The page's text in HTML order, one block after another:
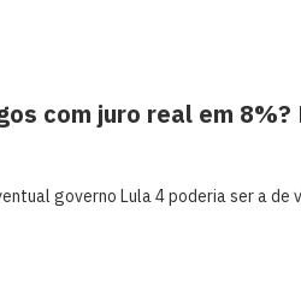
com juro real em 8%?
governo Lula 4 poderia ser a de